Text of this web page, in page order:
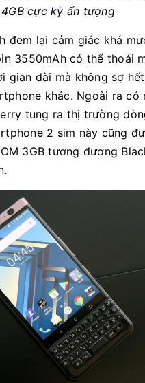
4GB cực kỳ ấn tượng
đem lại cảm giác khá
3550mAh có thể thoải
gian dài mà không sợ
khác. Ngoài ra có
tung ra thị trường
2 sim này cũng
3GB tương đương